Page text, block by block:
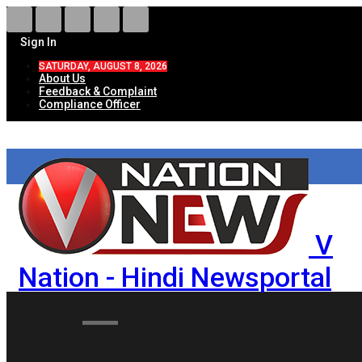
Sign In
SATURDAY, AUGUST 8, 2026
About Us
Feedback & Complaint
Compliance Officer
V
Nation - Hindi Newsportal